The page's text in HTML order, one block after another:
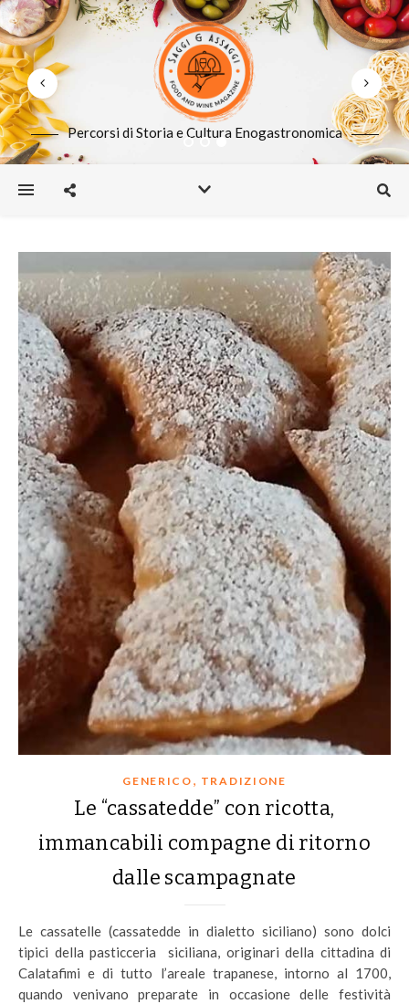
Percorsi di Storia e Cultura Enogastronomica
GENERICO , TRADIZIONE
Le “cassatedde” con ricotta,
immancabili compagne di ritorno
dalle scampagnate
Le cassatelle (cassatedde in dialetto siciliano) sono dolci
tipici della pasticceria siciliana, originari della cittadina di
Calatafimi e di tutto l’areale trapanese, intorno al 1700,
quando venivano preparate in occasione delle festività